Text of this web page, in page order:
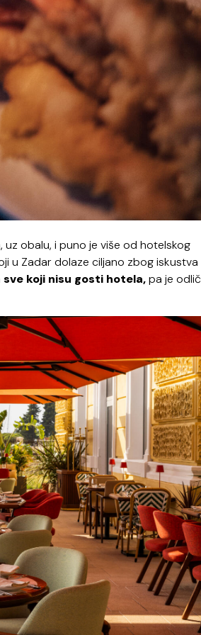
uz obalu, i puno je više od hotelskog
u Zadar dolaze ciljano zbog iskustva
koji nisu gosti hotela,pa je